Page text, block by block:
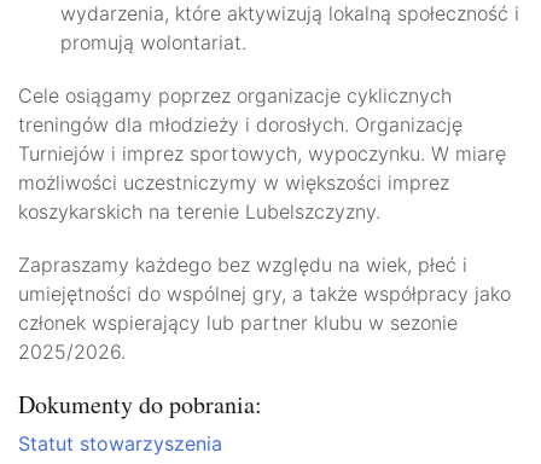
wydarzenia, które aktywizują lokalną społeczność i
promują wolontariat.
Cele osiągamy poprzez organizacje cyklicznych
treningów dla młodzieży i dorosłych. Organizację
Turniejów i imprez sportowych, wypoczynku. W miarę
możliwości uczestniczymy w większości imprez
koszykarskich na terenie Lubelszczyzny.
Zapraszamy każdego bez względu na wiek, płeć i
umiejętności do wspólnej gry, a także współpracy jako
członek wspierający lub partner klubu w sezonie
2025/2026.
Dokumenty do pobrania:
Statut stowarzyszenia